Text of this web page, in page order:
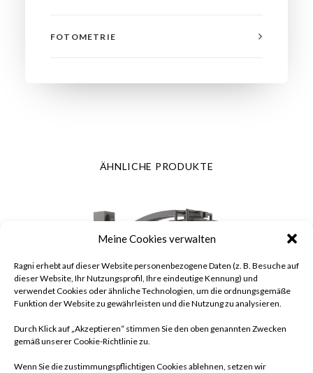
Meine Cookies verwalten
Ragni erhebt auf dieser Website personenbezogene Daten (z. B. Besuche auf
dieser Website, Ihr Nutzungsprofil, Ihre eindeutige Kennung) und
verwendet Cookies oder ähnliche Technologien, um die ordnungsgemäße
Funktion der Website zu gewährleisten und die Nutzung zu analysieren.
Durch Klick auf „Akzeptieren“ stimmen Sie den oben genannten Zwecken
gemäß unserer Cookie-Richtlinie zu.
Wenn Sie die zustimmungspflichtigen Cookies ablehnen, setzen wir
FOTOMETRIE
ÄHNLICHE PRODUKTE